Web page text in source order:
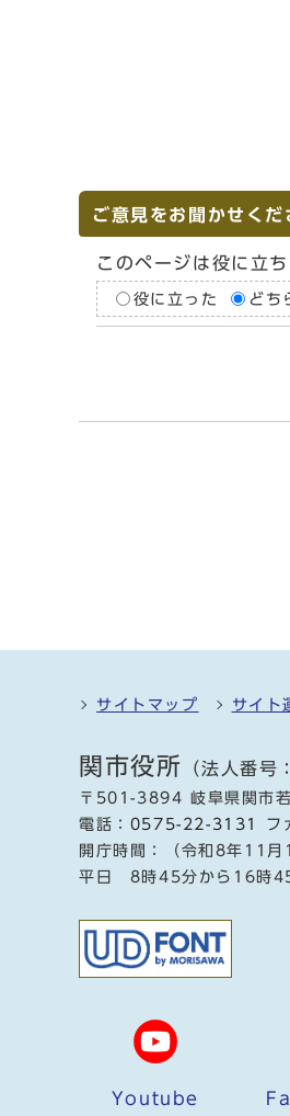
ご意見をお聞かせくだ
このページは役に立ち
役に立った どち
サイトマップ サイト
関市役所 （法人番
〒501-3894 岐阜県関市
電話： 0575-22-3131
フ
開庁時間：（令和8年11
平日 8時45分から16時
Youtube